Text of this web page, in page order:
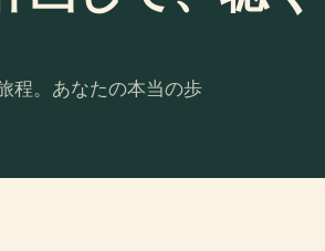
程。あなたの本当の歩